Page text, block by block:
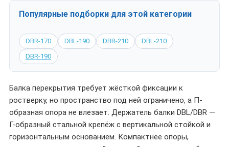
Популярные подборки для этой категории
DBR-170 DBL-190 DBR-210
DBL-210
DBR-190
Балка перекрытия требует жёсткой фиксации к
ростверку, но пространство под ней ограничено, а П-
образная опора не влезает. Держатель балки DBL/DBR —
Г-образный стальной крепёж с вертикальной стойкой и
горизонтальным основанием. Компактнее опоры,